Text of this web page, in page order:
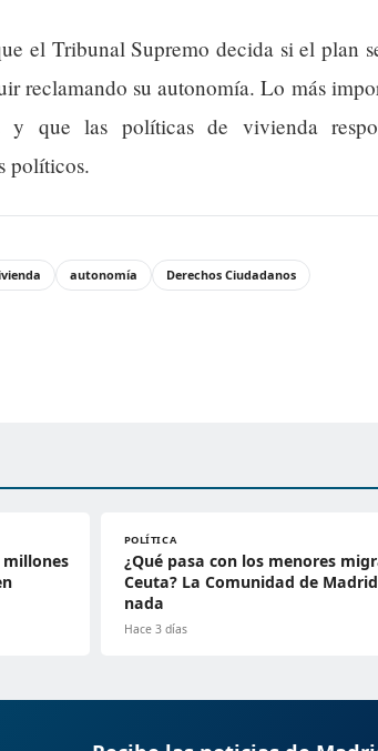
el Tribunal Supremo decida si el plan
reclamando su autonomía. Lo más
y que las políticas de vivienda
políticos.
autonomía Derechos Ciudadanos
millones
POLÍTICA
¿Qué pasa con los menores
Ceuta? La Comunidad de
nada
Hace 3 días